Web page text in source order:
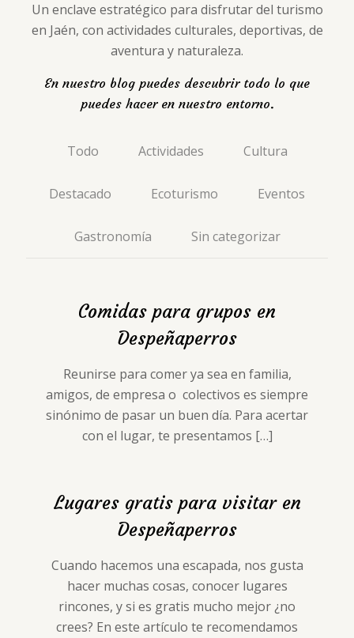
Un enclave estratégico para disfrutar del turismo
en Jaén, con actividades culturales, deportivas, de
aventura y naturaleza.
En nuestro blog puedes descubrir todo lo que
puedes hacer en nuestro entorno.
Todo Actividades Cultura
Destacado Ecoturismo Eventos
Gastronomía Sin categorizar
Comidas para grupos en
Despeñaperros
Reunirse para comer ya sea en familia,
amigos, de empresa o colectivos es siempre
sinónimo de pasar un buen día. Para acertar
con el lugar, te presentamos […]
Lugares gratis para visitar en
Despeñaperros
Cuando hacemos una escapada, nos gusta
hacer muchas cosas, conocer lugares
rincones, y si es gratis mucho mejor ¿no
crees? En este artículo te recomendamos